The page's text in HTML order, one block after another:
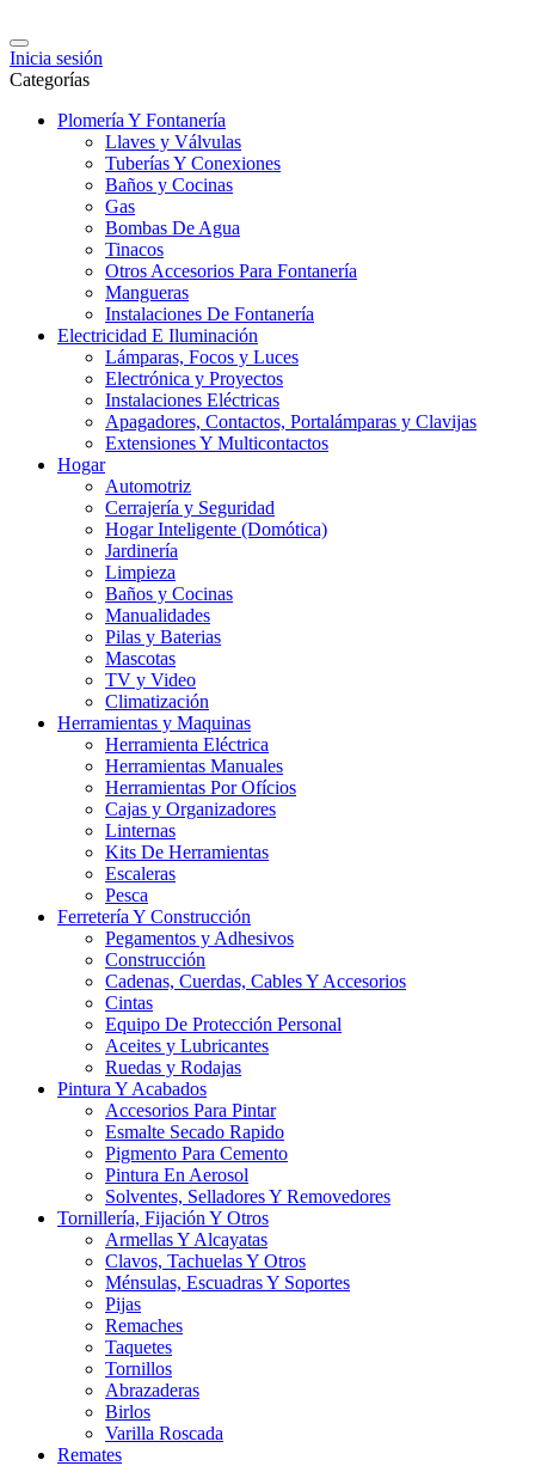
Inicia sesión
Categorías
Plomería Y Fontanería
Llaves y Válvulas
Tuberías Y Conexiones
Baños y Cocinas
Gas
Bombas De Agua
Tinacos
Otros Accesorios Para Fontanería
Mangueras
Instalaciones De Fontanería
Electricidad E Iluminación
Lámparas, Focos y Luces
Electrónica y Proyectos
Instalaciones Eléctricas
Apagadores, Contactos, Portalámparas y Clavijas
Extensiones Y Multicontactos
Hogar
Automotriz
Cerrajería y Seguridad
Hogar Inteligente (Domótica)
Jardinería
Limpieza
Baños y Cocinas
Manualidades
Pilas y Baterias
Mascotas
TV y Video
Climatización
Herramientas y Maquinas
Herramienta Eléctrica
Herramientas Manuales
Herramientas Por Ofícios
Cajas y Organizadores
Linternas
Kits De Herramientas
Escaleras
Pesca
Ferretería Y Construcción
Pegamentos y Adhesivos
Construcción
Cadenas, Cuerdas, Cables Y Accesorios
Cintas
Equipo De Protección Personal
Aceites y Lubricantes
Ruedas y Rodajas
Pintura Y Acabados
Accesorios Para Pintar
Esmalte Secado Rapido
Pigmento Para Cemento
Pintura En Aerosol
Solventes, Selladores Y Removedores
Tornillería, Fijación Y Otros
Armellas Y Alcayatas
Clavos, Tachuelas Y Otros
Ménsulas, Escuadras Y Soportes
Pijas
Remaches
Taquetes
Tornillos
Abrazaderas
Birlos
Varilla Roscada
Remates